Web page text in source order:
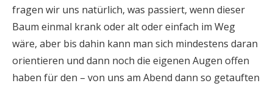
fragen wir uns natürlich, was passiert, wenn dieser
Baum einmal krank oder alt oder einfach im Weg
wäre, aber bis dahin kann man sich mindestens daran
orientieren und dann noch die eigenen Augen offen
haben für den – von uns am Abend dann so getauften